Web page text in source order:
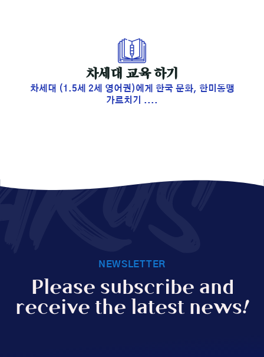
​차세대 교육 하기
차세대 (1.5세 2세 영어권)에게 한국 문화, 한미동맹
가르치기 ....
NEWSLETTER
Please subscribe and
receive the latest news!